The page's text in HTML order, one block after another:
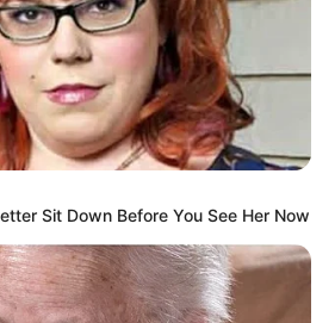
pexels/dariasevtsova)
Sit Down Before You See Her Now